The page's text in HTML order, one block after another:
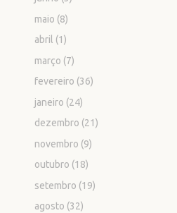
maio (8)
abril (1)
março (7)
fevereiro (36)
janeiro (24)
dezembro (21)
novembro (9)
outubro (18)
setembro (19)
agosto (32)